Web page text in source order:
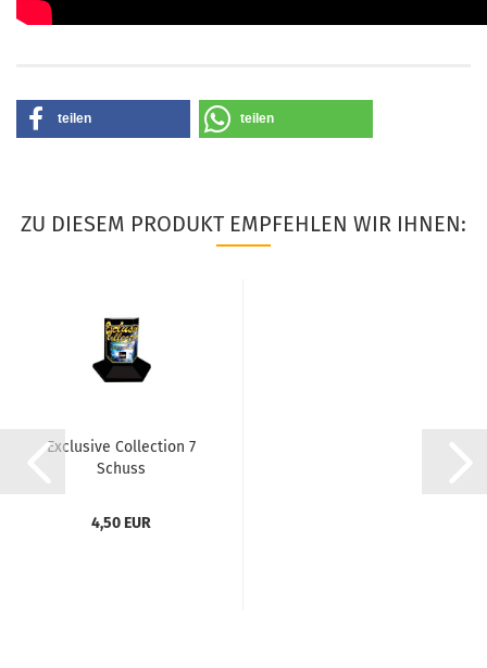
teilen teilen
ZU DIESEM PRODUKT EMPFEHLEN WIR IHNEN:
Exclusive Collection 7
Schuss
4,50 EUR